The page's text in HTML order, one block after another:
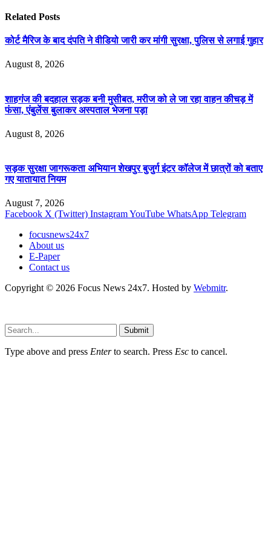
Related Posts
कोर्ट मैरिज के बाद दंपति ने वीडियो जारी कर मांगी सुरक्षा, पुलिस से लगाई गुहार
August 8, 2026
शाहगंज की बदहाल सड़क बनी मुसीबत, मरीज को ले जा रहा वाहन कीचड़ में
फंसा, एंबुलेंस बुलाकर अस्पताल भेजना पड़ा
August 8, 2026
सड़क सुरक्षा जागरूकता अभियान शेखपुर बुजुर्ग इंटर कॉलेज में छात्रों को बताए
गए यातायात नियम
August 7, 2026
Facebook X (Twitter) InstagramYouTube WhatsApp Telegram
focusnews24x7
About us
E-Paper
Contact us
Copyright © 2026 Focus News 24x7. Hosted by Webmitr.
Submit
Type above and press Enterto search. Press Esc to cancel.